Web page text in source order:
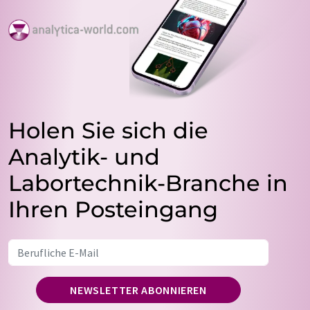
Holen Sie sich die
Analytik- und
Labortechnik-Branche in
Ihren Posteingang
NEWSLETTER ABONNIEREN